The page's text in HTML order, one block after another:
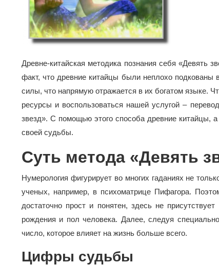
Древне-китайская методика познания себя «Девять
факт, что древние китайцы были неплохо подкованы
силы, что напрямую отражается в их богатом языке.
ресурсы и воспользоваться нашей услугой –
звезд». С помощью этого способа древние китайцы,
своей судьбы.
Суть метода «Девять
Нумерология фигурирует во многих гаданиях не
ученых, например, в психоматрице Пифагора.
достаточно прост и понятен, здесь не
рождения и пол человека. Далее, следуя
число, которое влияет на жизнь больше всего.
Цифры судьбы